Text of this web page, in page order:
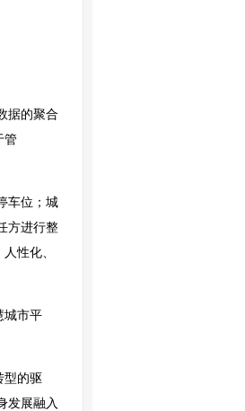
据的聚合
管
车位；城
方进行整
性化、
城市平
型的驱
发展融入